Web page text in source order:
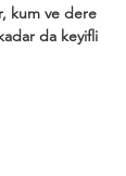
kum ve dere
da keyifli